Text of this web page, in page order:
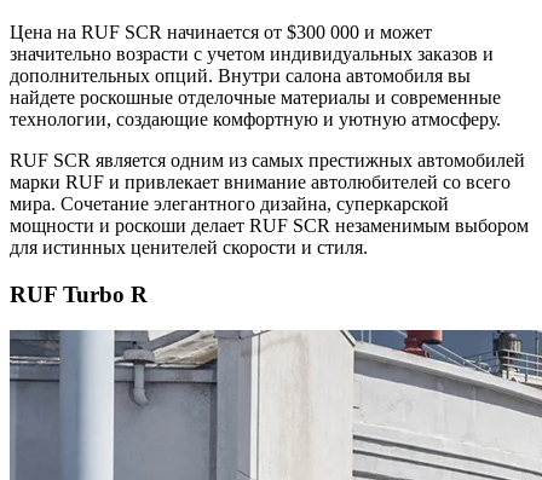
Цена на RUF SCR начинается от $300 000 и может
значительно возрасти с учетом индивидуальных заказов и
дополнительных опций. Внутри салона автомобиля вы
найдете роскошные отделочные материалы и современные
технологии, создающие комфортную и уютную атмосферу.
RUF SCR является одним из самых престижных автомобилей
марки RUF и привлекает внимание автолюбителей со всего
мира. Сочетание элегантного дизайна, суперкарской
мощности и роскоши делает RUF SCR незаменимым выбором
для истинных ценителей скорости и стиля.
RUF Turbo R